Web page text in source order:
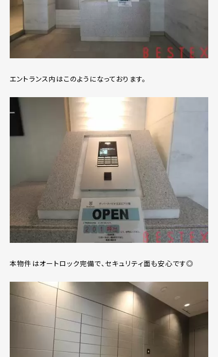
エントランス内はこのようになっております。
本物件はオートロック完備で、セキュリティ面も安心です◎